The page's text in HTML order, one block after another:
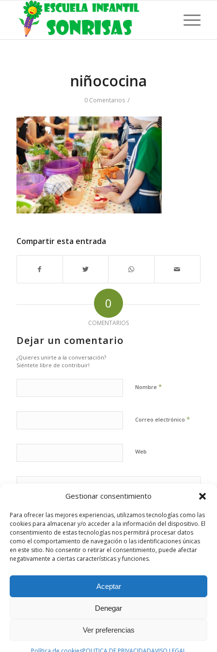
Gestionar consentimiento
Para ofrecer las mejores experiencias, utilizamos tecnologías como las
cookies para almacenar y/o acceder a la información del dispositivo. El
consentimiento de estas tecnologías nos permitirá procesar datos
como el comportamiento de navegación o las identificaciones únicas
en este sitio. No consentir o retirar el consentimiento, puede afectar
negativamente a ciertas características y funciones.
Aceptar
Denegar
Ver preferencias
niñococina
0 Comentarios /
Compartir esta entrada
0
COMENTARIOS
Dejar un comentario
¿Quieres unirte a la conversación?
Siéntete libre de contribuir!
Nombre *
Correo electrónico *
Web
© Copyright - Sonrisas Paterna. - Desarrollado por
Esta web utiliza cookies propias y de terceros para analizar su
navegación y ofrecerle un servicio más personalizado.